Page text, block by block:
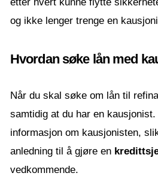
og ikke lenger trenge en
Hvordan søke lån med
Når du skal søke om lån til
samtidig at du har en kausjonist.
informasjon om kausjonisten,
anledning til å gjøre en
vedkommende.